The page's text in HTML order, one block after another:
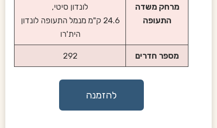
מרחק משדה
התעופה
לונדון סיטי,
24.6 ק"מ מנמל התעופה לונדון
הית'רו
מספר חדרים 292
להזמנה